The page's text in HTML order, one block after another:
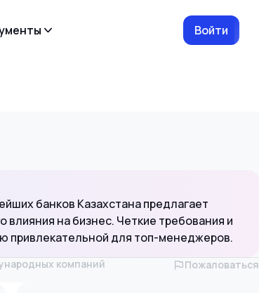
Войти
банков Казахстана предлагает
на бизнес. Четкие требования и
привлекательной для топ-менеджеров.
компаний Пожаловаться